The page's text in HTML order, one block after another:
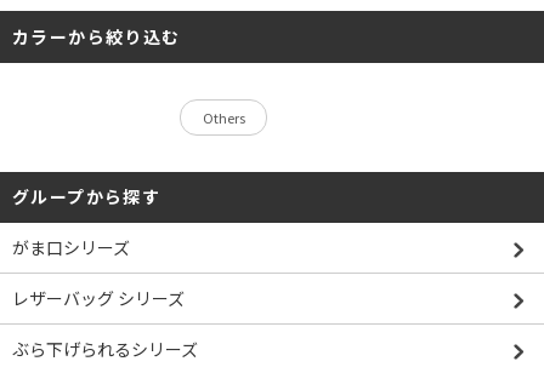
カラーから絞り込む
Others
グループから探す
がま口シリーズ
レザーバッグ シリーズ
ぶら下げられるシリーズ